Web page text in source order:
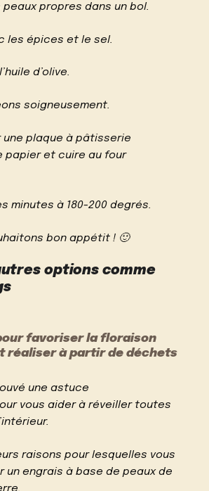
peaux propres dans un bol.
les épices et le sel.
d’olive.
soigneusement.
une plaque à pâtisserie
papier et cuire au four
minutes à 180-200 degrés.
bon appétit ! 🙂
options comme
favoriser la floraison
réaliser à partir de déchets
une astuce
vous aider à réveiller toutes
raisons pour lesquelles vous
un engrais à base de peaux de